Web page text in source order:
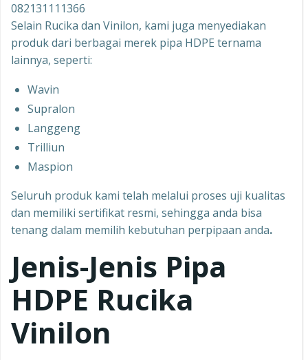
082131111366
Selain Rucika dan Vinilon, kami juga menyediakan
produk dari berbagai merek pipa HDPE ternama
lainnya, seperti:
Wavin
Supralon
Langgeng
Trilliun
Maspion
Seluruh produk kami telah melalui proses uji kualitas
dan memiliki sertifikat resmi, sehingga anda bisa
tenang dalam memilih kebutuhan perpipaan anda.
Jenis-Jenis Pipa
HDPE Rucika
Vinilon